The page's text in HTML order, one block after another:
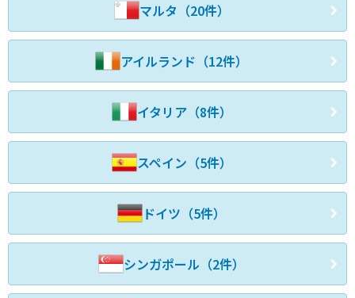
マルタ（20件）
アイルランド（12件）
イタリア（8件）
スペイン（5件）
ドイツ（5件）
シンガポール（2件）